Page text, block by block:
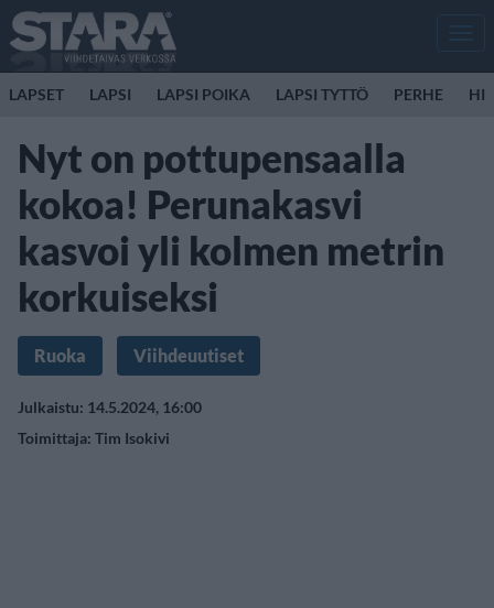
LAPSET LAPSI LAPSI POIKA LAPSI TYTTÖ PERHE
Nyt on pottupensaalla
kokoa! Perunakasvi
kasvoi yli kolmen metrin
korkuiseksi
Ruoka Viihdeuutiset
Julkaistu: 14.5.2024, 16:00
Toimittaja: Tim Isokivi